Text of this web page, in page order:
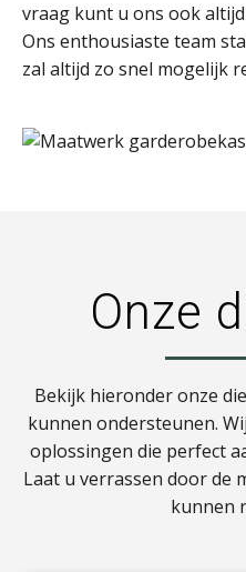
vraag kunt u ons ook
Ons enthousiaste team
zal altijd zo snel mogelijk
Onze
Bekijk hieronder onze
kunnen ondersteunen.
oplossingen die perfect
Laat u verrassen door de
kunnen